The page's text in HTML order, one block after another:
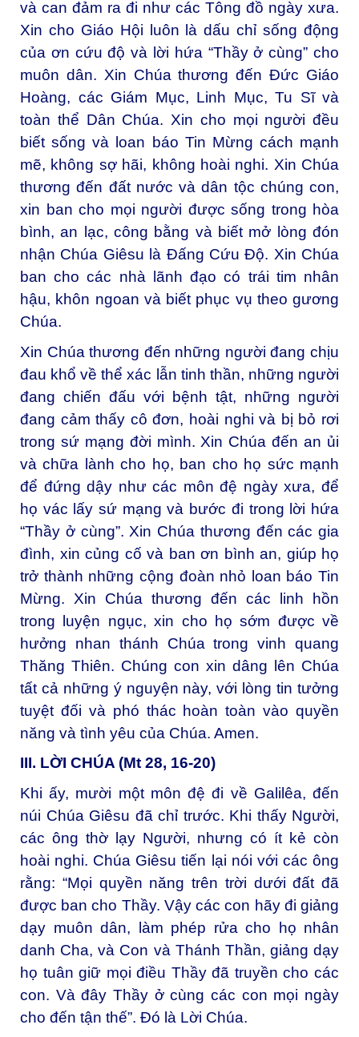
và can đảm ra đi như các Tông đồ ngày xưa.
Xin cho Giáo Hội luôn là dấu chỉ sống động
của ơn cứu độ và lời hứa “Thầy ở cùng” cho
muôn dân. Xin Chúa thương đến Đức Giáo
Hoàng, các Giám Mục, Linh Mục, Tu Sĩ và
toàn thể Dân Chúa. Xin cho mọi người đều
biết sống và loan báo Tin Mừng cách mạnh
mẽ, không sợ hãi, không hoài nghi. Xin Chúa
thương đến đất nước và dân tộc chúng con,
xin ban cho mọi người được sống trong hòa
bình, an lạc, công bằng và biết mở lòng đón
nhận Chúa Giêsu là Đấng Cứu Độ. Xin Chúa
ban cho các nhà lãnh đạo có trái tim nhân
hậu, khôn ngoan và biết phục vụ theo gương
Chúa.
Xin Chúa thương đến những người đang chịu
đau khổ về thể xác lẫn tinh thần, những người
đang chiến đấu với bệnh tật, những người
đang cảm thấy cô đơn, hoài nghi và bị bỏ rơi
trong sứ mạng đời mình. Xin Chúa đến an ủi
và chữa lành cho họ, ban cho họ sức mạnh
để đứng dậy như các môn đệ ngày xưa, để
họ vác lấy sứ mạng và bước đi trong lời hứa
“Thầy ở cùng”. Xin Chúa thương đến các gia
đình, xin củng cố và ban ơn bình an, giúp họ
trở thành những cộng đoàn nhỏ loan báo Tin
Mừng. Xin Chúa thương đến các linh hồn
trong luyện ngục, xin cho họ sớm được về
hưởng nhan thánh Chúa trong vinh quang
Thăng Thiên. Chúng con xin dâng lên Chúa
tất cả những ý nguyện này, với lòng tin tưởng
tuyệt đối và phó thác hoàn toàn vào quyền
năng và tình yêu của Chúa. Amen.
III. LỜI CHÚA (Mt 28, 16-20)
Khi ấy, mười một môn đệ đi về Galilêa, đến
núi Chúa Giêsu đã chỉ trước. Khi thấy Người,
các ông thờ lạy Người, nhưng có ít kẻ còn
hoài nghi. Chúa Giêsu tiến lại nói với các ông
rằng: “Mọi quyền năng trên trời dưới đất đã
được ban cho Thầy. Vậy các con hãy đi giảng
dạy muôn dân, làm phép rửa cho họ nhân
danh Cha, và Con và Thánh Thần, giảng dạy
họ tuân giữ mọi điều Thầy đã truyền cho các
con. Và đây Thầy ở cùng các con mọi ngày
cho đến tận thế”. Đó là Lời Chúa.